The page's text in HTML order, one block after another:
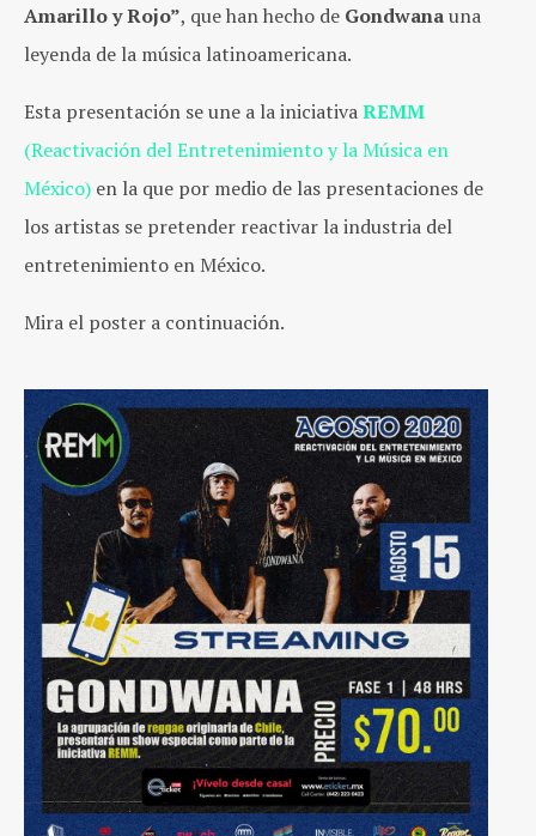
Amarillo y Rojo”, que han hecho de Gondwanauna
leyenda de la música latinoamericana.
Esta presentación se une a la iniciativaREMM
(Reactivación del Entretenimiento y la Música en
México) en la que por medio de las presentaciones de
los artistas se pretender reactivar la industria del
entretenimiento en México.
Mira el poster a continuación.